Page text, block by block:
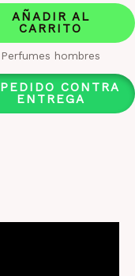
AÑADIR AL
CARRITO
Perfumes hombres
PEDIDO CONTRA
ENTREGA